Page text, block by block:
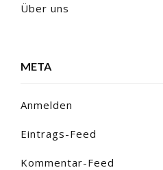
Über uns
META
Anmelden
Eintrags-Feed
Kommentar-Feed